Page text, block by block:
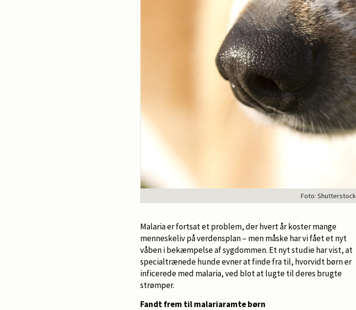
Foto: Shutterstock
Malaria er fortsat et problem, der hvert år koster mange
menneskeliv på verdensplan – men måske har vi fået et nyt
våben i bekæmpelse af sygdommen. Et nyt studie har vist, at
specialtrænede hunde evner at finde fra til, hvorvidt børn er
inficerede med malaria, ved blot at lugte til deres brugte
strømper.
Fandt frem til malariaramte børn